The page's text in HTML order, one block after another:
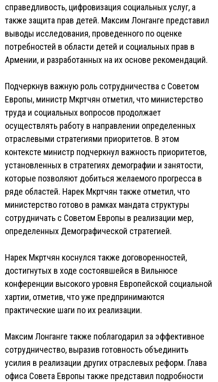
справедливость, цифровизация социальных услуг, а
также защита прав детей. Максим Лонганге представил
выводы исследования, проведенного по оценке
потребностей в области детей и социальных прав в
Армении, и разработанных на их основе рекомендаций.
Подчеркнув важную роль сотрудничества с Советом
Европы, министр Мкртчян отметил, что министерство
труда и социальных вопросов продолжает
осуществлять работу в направлении определенных
отраслевыми стратегиями приоритетов. В этом
контексте министр подчеркнул важность приоритетов,
установленных в стратегиях демографии и занятости,
которые позволяют добиться желаемого прогресса в
ряде областей. Нарек Мкртчян также отметил, что
министерство готово в рамках мандата структуры
сотрудничать с Советом Европы в реализации мер,
определенных Демографической стратегией.
Нарек Мкртчян коснулся также договоренностей,
достигнутых в ходе состоявшейся в Вильнюсе
конференции высокого уровня Европейской социальной
хартии, отметив, что уже предпринимаются
практические шаги по их реализации.
Максим Лонганге также поблагодарил за эффективное
сотрудничество, выразив готовность объединить
усилия в реализации других отраслевых реформ. Глава
офиса Совета Европы также представил подробности